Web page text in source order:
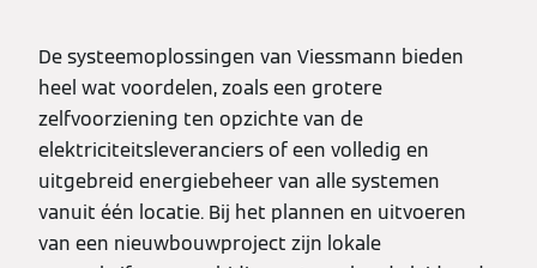
De systeemoplossingen van Viessmann bieden
heel wat voordelen, zoals een grotere
zelfvoorziening ten opzichte van de
elektriciteitsleveranciers of een volledig en
uitgebreid energiebeheer van alle systemen
vanuit één locatie. Bij het plannen en uitvoeren
van een nieuwbouwproject zijn lokale